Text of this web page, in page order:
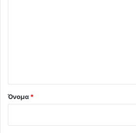
Όνομα *